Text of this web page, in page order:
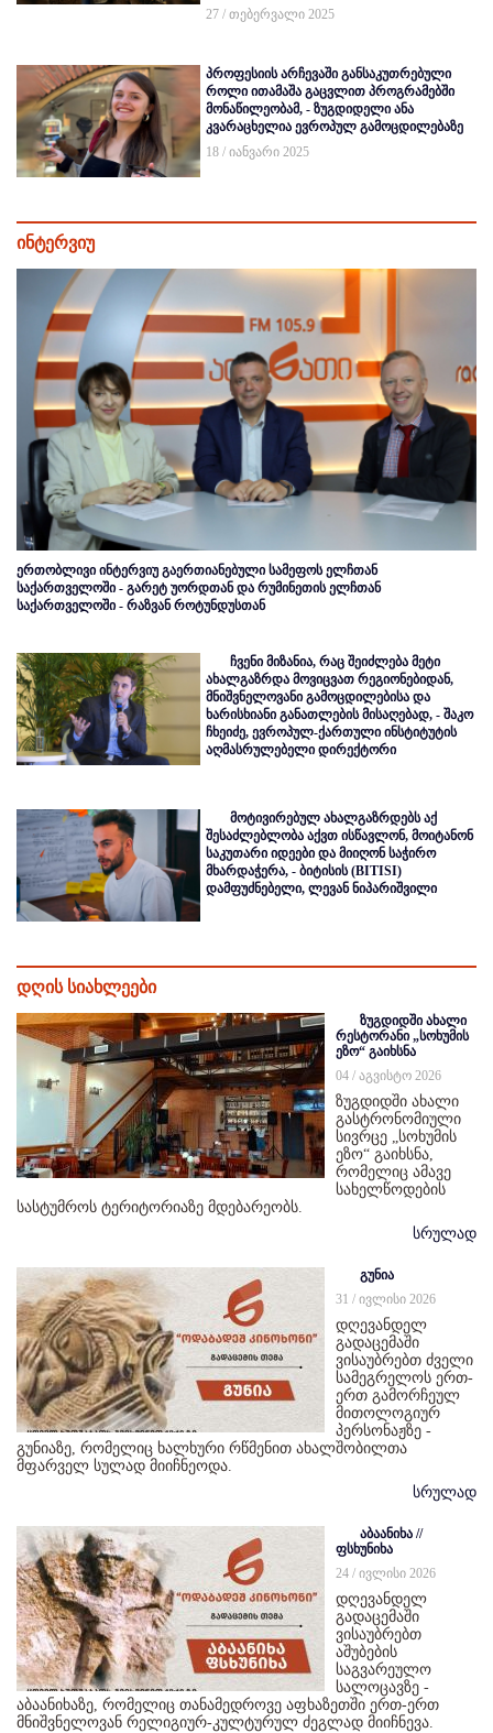
27 / თებერვალი 2025
პროფესიის არჩევაში განსაკუთრებული
როლი ითამაშა გაცვლით პროგრამებში
მონაწილეობამ, - ზუგდიდელი ანა
კვარაცხელია ევროპულ გამოცდილებაზე
18 / იანვარი 2025
ინტერვიუ
ერთობლივი ინტერვიუ გაერთიანებული სამეფოს ელჩთან
საქართველოში - გარეტ უორდთან და რუმინეთის ელჩთან
საქართველოში - რაზვან როტუნდუსთან
ჩვენი მიზანია, რაც შეიძლება მეტი
ახალგაზრდა მოვიცვათ რეგიონებიდან,
მნიშვნელოვანი გამოცდილებისა და
ხარისხიანი განათლების მისაღებად, - შაკო
ჩხეიძე, ევროპულ-ქართული ინსტიტუტის
აღმასრულებელი დირექტორი
მოტივირებულ ახალგაზრდებს აქ
შესაძლებლობა აქვთ ისწავლონ, მოიტანონ
საკუთარი იდეები და მიიღონ საჭირო
მხარდაჭერა, - ბიტისის (BITISI)
დამფუძნებელი, ლევან ნიპარიშვილი
დღის სიახლეები
ზუგდიდში ახალი
რესტორანი „სოხუმის
ეზო“ გაიხსნა
04 / აგვისტო 2026
ზუგდიდში ახალი
გასტრონომიული
სივრცე „სოხუმის
ეზო“ გაიხსნა,
რომელიც ამავე
სახელწოდების
სასტუმროს ტერიტორიაზე მდებარეობს.
სრულად
გუნია
31 / ივლისი 2026
დღევანდელ
გადაცემაში
ვისაუბრებთ ძველი
სამეგრელოს ერთ-
ერთ გამორჩეულ
მითოლოგიურ
პერსონაჟზე -
გუნიაზე, რომელიც ხალხური რწმენით ახალშობილთა
მფარველ სულად მიიჩნეოდა.
სრულად
აბაანიხა //
ფსხუნიხა
24 / ივლისი 2026
დღევანდელ
გადაცემაში
ვისაუბრებთ
აშუბების
საგვარეულო
სალოცავზე -
აბაანიხაზე, რომელიც თანამედროვე აფხაზეთში ერთ-ერთ
მნიშვნელოვან რელიგიურ-კულტურულ ძეგლად მიიჩნევა.